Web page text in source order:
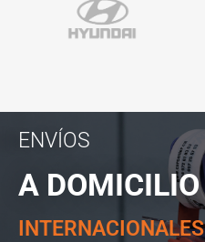
ENVÍOS
A DOMICILIO
INTERNACIONALES